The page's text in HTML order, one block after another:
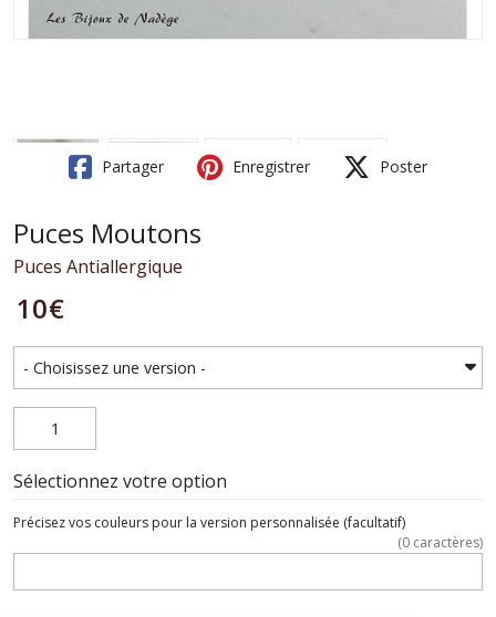
Partager Enregistrer Poster
Puces Moutons
Puces Antiallergique
10€
Sélectionnez votre option
Précisez vos couleurs pour la version personnalisée (facultatif)
(0 caractères)